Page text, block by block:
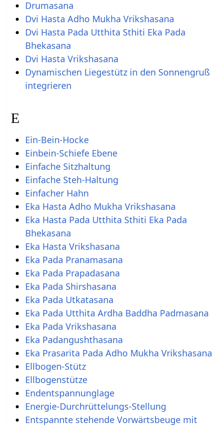
Drumasana
Dvi Hasta Adho Mukha Vrikshasana
Dvi Hasta Pada Utthita Sthiti Eka Pada
Bhekasana
Dvi Hasta Vrikshasana
Dynamischen Liegestütz in den Sonnengruß
integrieren
E
Ein-Bein-Hocke
Einbein-Schiefe Ebene
Einfache Sitzhaltung
Einfache Steh-Haltung
Einfacher Hahn
Eka Hasta Adho Mukha Vrikshasana
Eka Hasta Pada Utthita Sthiti Eka Pada
Bhekasana
Eka Hasta Vrikshasana
Eka Pada Pranamasana
Eka Pada Prapadasana
Eka Pada Shirshasana
Eka Pada Utkatasana
Eka Pada Utthita Ardha Baddha Padmasana
Eka Pada Vrikshasana
Eka Padangushthasana
Eka Prasarita Pada Adho Mukha Vrikshasana
Ellbogen-Stütz
Ellbogenstütze
Endentspannunglage
Energie-Durchrüttelungs-Stellung
Entspannte stehende Vorwärtsbeuge mit